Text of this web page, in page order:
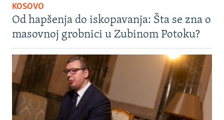
KOSOVO
Od hapšenja do iskopavanja: Šta se zna o
masovnoj grobnici u Zubinom Potoku?